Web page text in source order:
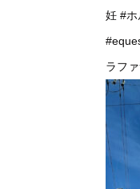
妊 #ホ
ラフ